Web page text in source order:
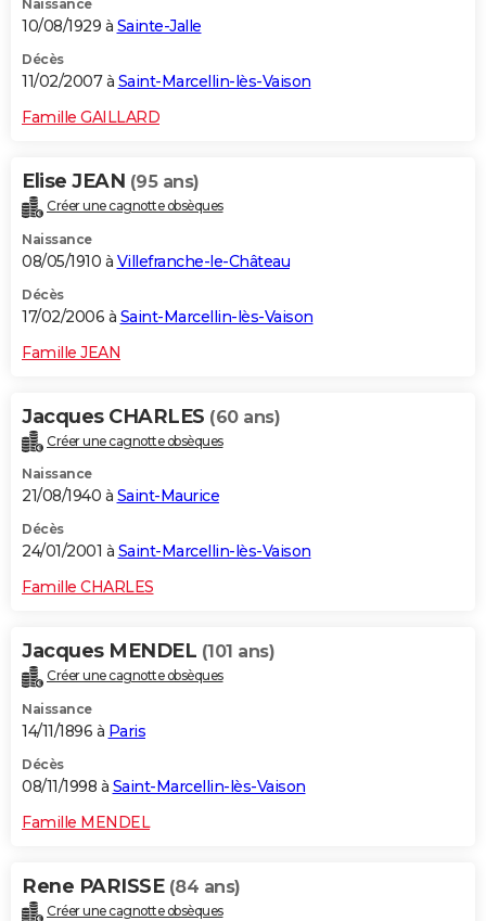
Naissance
10/08/1929 à Sainte-Jalle
Décès
11/02/2007 à Saint-Marcellin-lès-Vaison
Famille GAILLARD
Elise JEAN (95 ans)
Créer une cagnotte obsèques
Naissance
08/05/1910 à Villefranche-le-Château
Décès
17/02/2006 à Saint-Marcellin-lès-Vaison
Famille JEAN
Jacques CHARLES (60 ans)
Créer une cagnotte obsèques
Naissance
21/08/1940 à Saint-Maurice
Décès
24/01/2001 à Saint-Marcellin-lès-Vaison
Famille CHARLES
Jacques MENDEL (101 ans)
Créer une cagnotte obsèques
Naissance
14/11/1896 à Paris
Décès
08/11/1998 à Saint-Marcellin-lès-Vaison
Famille MENDEL
Rene PARISSE (84 ans)
Créer une cagnotte obsèques